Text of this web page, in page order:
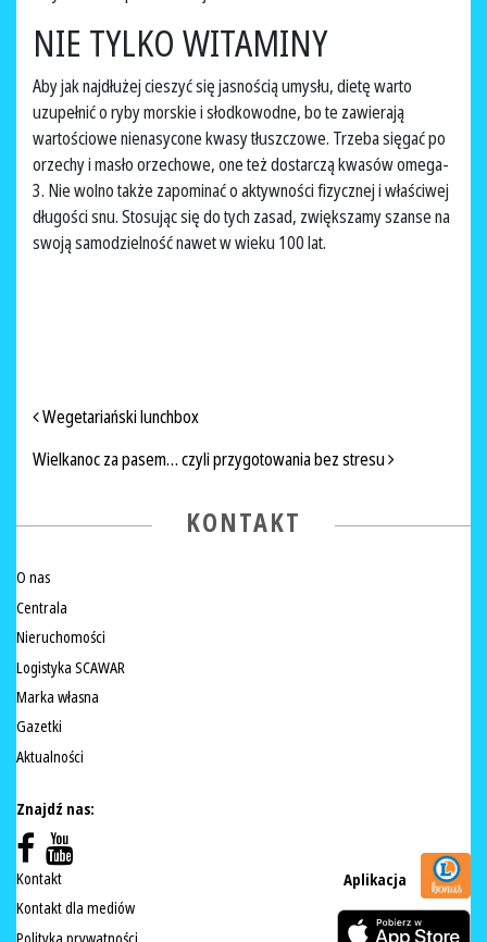
NIE TYLKO WITAMINY
Aby jak najdłużej cieszyć się jasnością umysłu, dietę warto
uzupełnić o ryby morskie i słodkowodne, bo te zawierają
wartościowe nienasycone kwasy tłuszczowe. Trzeba sięgać po
orzechy i masło orzechowe, one też dostarczą kwasów omega-
3. Nie wolno także zapominać o aktywności fizycznej i właściwej
długości snu. Stosując się do tych zasad, zwiększamy szanse na
swoją samodzielność nawet w wieku 100 lat.
NAWIGACJA PO ARTYKUŁACH
Wegetariański lunchbox
Wielkanoc za pasem… czyli przygotowania bez stresu
KONTAKT
O nas
Centrala
Nieruchomości
Logistyka SCAWAR
Marka własna
Gazetki
Aktualności
Znajdź nas:
Kontakt
Kontakt dla mediów
Aplikacja